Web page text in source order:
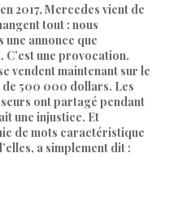
2017, Mercedes vient de
tout : nous
une annonce que
C’est une provocation.
vendent maintenant sur le
500 000 dollars. Les
ont partagé pendant
une injustice. Et
de mots caractéristique
a simplement dit :